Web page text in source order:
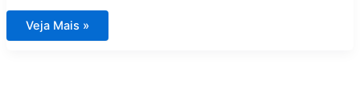
Assistência
Técnica
Veja Mais »